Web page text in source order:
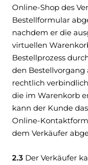
Online-Shop des
Bestellformular
nachdem er die
virtuellen
Bestellprozess
den
rechtlich
die im Warenkorb
kann der Kunde
Online-
dem Verkäufer
2.3 Der Verkäufer